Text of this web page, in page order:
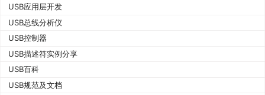
USB应用层开发
USB总线分析仪
USB控制器
USB描述符实例分享
USB百科
USB规范及文档